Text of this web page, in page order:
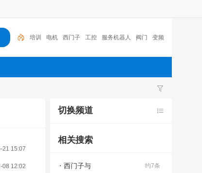
培训 电机 西门子 工控 服务机器人 阀门 变频
器 氢气,加氢站 PLC 会展中心
21 15:07
08 12:02
切换频道
相关搜索
约7条
西门子与